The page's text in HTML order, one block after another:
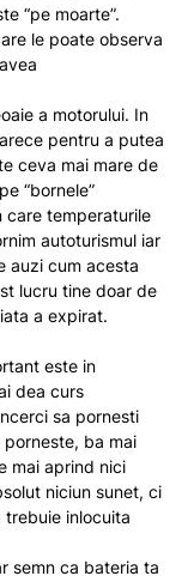
“pe moarte”.
le poate observa
a motorului. In
pentru a putea
ceva mai mare de
“bornele”
care temperaturile
autoturismul iar
auzi cum acesta
lucru tine doar de
a expirat.
este in
dea curs
sa pornesti
ba mai
mai aprind nici
niciun sunet, ci
trebuie inlocuita
semn ca bateria ta